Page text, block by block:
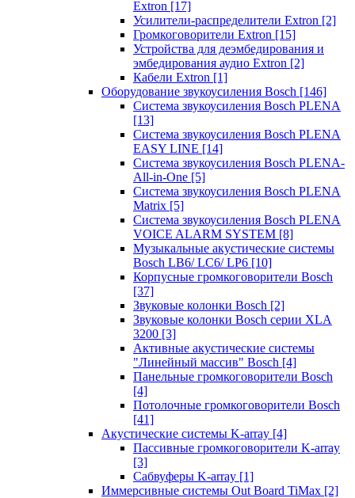
Extron [17]
Усилители-распределители Extron [2]
Громкоговорители Extron [15]
Устройства для деэмбедирования и
эмбедирования аудио Extron [2]
Кабели Extron [1]
Оборудование звукоусиления Bosch [146]
Система звукоусиления Bosch PLENA
[13]
Система звукоусиления Bosch PLENA
EASY LINE [14]
Система звукоусиления Bosch PLENA-
All-in-One [5]
Система звукоусиления Bosch PLENA
Matrix [5]
Система звукоусиления Bosch PLENA
VOICE ALARM SYSTEM [8]
Музыкальные акустические системы
Bosch LB6/ LC6/ LP6 [10]
Корпусные громкоговорители Bosch
[37]
Звуковые колонки Bosch [2]
Звуковые колонки Bosch серии XLA
3200 [3]
Активные акустические системы
"Линейный массив" Bosch [4]
Панельные громкоговорители Bosch
[4]
Потолочные громкоговорители Bosch
[41]
Акустические системы K-array [4]
Пассивные громкоговорители K-array
[3]
Сабвуферы K-array [1]
Иммерсивные системы Out Board TiMax [2]